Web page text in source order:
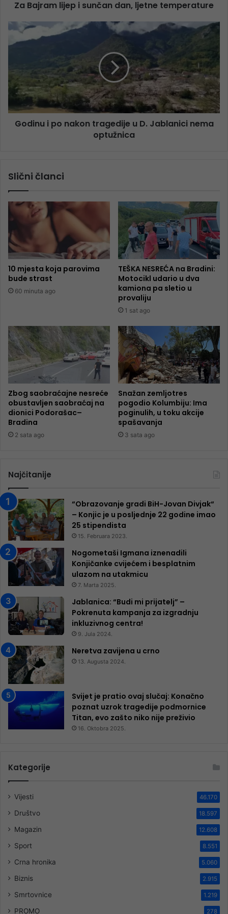
Za Bajram lijep i sunčan dan, ljetne temperature
Godinu i po nakon tragedije u D. Jablanici nema
optužnica
Slični članci
10 mjesta koja parovima
bude strast
60 minuta ago
TEŠKA NESREĆA na Bradini:
Motocikl udario u dva
kamiona pa sletio u
provaliju
1 sat ago
Zbog saobraćajne nesreće
obustavljen saobraćaj na
dionici Podorašac–
Bradina
2 sata ago
Snažan zemljotres
pogodio Kolumbiju: Ima
poginulih, u toku akcije
spašavanja
3 sata ago
Najčitanije
“Obrazovanje gradi BiH-Jovan Divjak“
– Konjic je u posljednje 22 godine imao
25 ​​stipendista
15. Februara 2023.
Nogometaši Igmana iznenadili
Konjičanke cvijećem i besplatnim
ulazom na utakmicu
7. Marta 2025.
Jablanica: “Budi mi prijatelj” –
Pokrenuta kampanja za izgradnju
inkluzivnog centra!
9. Jula 2024.
Neretva zavijena u crno
13. Augusta 2024.
Svijet je pratio ovaj slučaj: Konačno
poznat uzrok tragedije podmornice
Titan, evo zašto niko nije preživio
16. Oktobra 2025.
Kategorije
Vijesti 46.170
Društvo 18.597
Magazin 12.608
Sport 8.551
Crna hronika 5.060
Biznis 2.915
Smrtovnice 1.219
PROMO 278